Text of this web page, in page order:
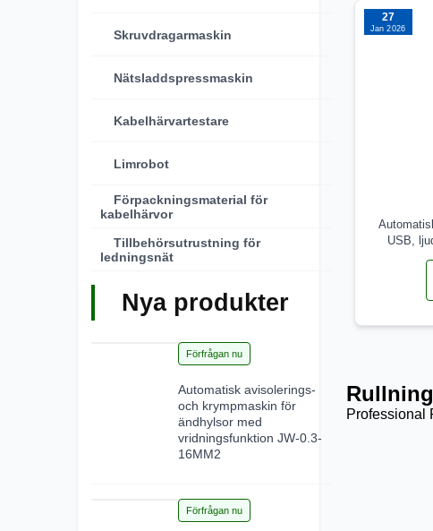
Skruvdragarmaskin
Nätsladdspressmaskin
Kabelhärvartestare
Limrobot
Förpackningsmaterial för
kabelhärvor
Tillbehörsutrustning för
ledningsnät
Nya produkter
Förfrågan nu
Automatisk avisolerings-
och krympmaskin för
ändhylsor med
vridningsfunktion JW-0.3-
16MM2
Förfrågan nu
27
Jan 2026
USB,
Professional